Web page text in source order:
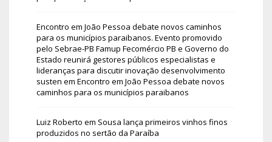
Encontro em João Pessoa debate novos caminhos
para os municípios paraibanos. Evento promovido
pelo Sebrae-PB Famup Fecomércio PB e Governo do
Estado reunirá gestores públicos especialistas e
lideranças para discutir inovação desenvolvimento
susten em Encontro em João Pessoa debate novos
caminhos para os municípios paraibanos
Luiz Roberto em Sousa lança primeiros vinhos finos
produzidos no sertão da Paraíba